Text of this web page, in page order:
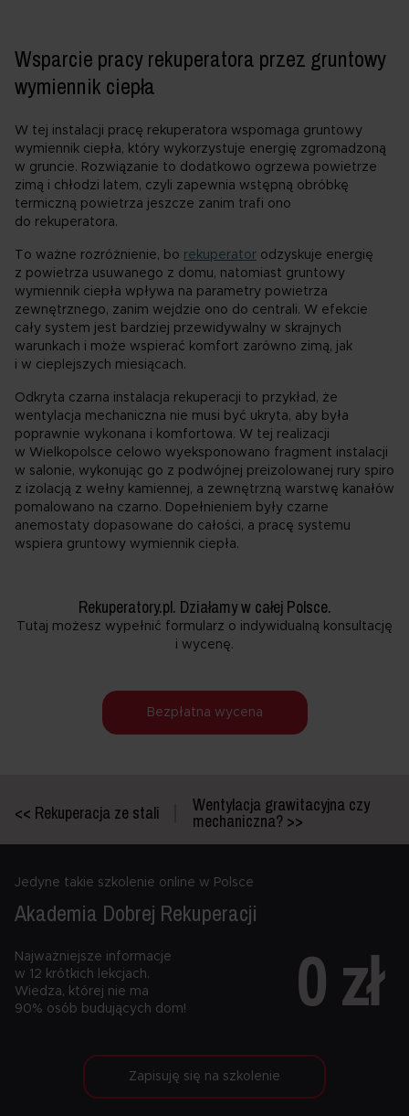
Wsparcie pracy rekuperatora przez gruntowy
wymiennik ciepła
W tej instalacji pracę rekuperatora wspomaga gruntowy
wymiennik ciepła, który wykorzystuje energię zgromadzoną
w gruncie. Rozwiązanie to dodatkowo ogrzewa powietrze
zimą i chłodzi latem, czyli zapewnia wstępną obróbkę
termiczną powietrza jeszcze zanim trafi ono
do rekuperatora.
To ważne rozróżnienie, bo rekuperator odzyskuje energię
z powietrza usuwanego z domu, natomiast gruntowy
wymiennik ciepła wpływa na parametry powietrza
zewnętrznego, zanim wejdzie ono do centrali. W efekcie
cały system jest bardziej przewidywalny w skrajnych
warunkach i może wspierać komfort zarówno zimą, jak
i w cieplejszych miesiącach.
Odkryta czarna instalacja rekuperacji to przykład, że
wentylacja mechaniczna nie musi być ukryta, aby była
poprawnie wykonana i komfortowa. W tej realizacji
w Wielkopolsce celowo wyeksponowano fragment instalacji
w salonie, wykonując go z podwójnej preizolowanej rury spiro
z izolacją z wełny kamiennej, a zewnętrzną warstwę kanałów
pomalowano na czarno. Dopełnieniem były czarne
anemostaty dopasowane do całości, a pracę systemu
wspiera gruntowy wymiennik ciepła.
Rekuperatory.pl. Działamy w całej Polsce.
Tutaj możesz wypełnić formularz o indywidualną konsultację
i wycenę.
Bezpłatna wycena
<< Rekuperacja ze stali Wentylacja grawitacyjna czy
mechaniczna? >>
Jedyne takie szkolenie online w Polsce
Akademia Dobrej Rekuperacji
Najważniejsze informacje
w 12 krótkich lekcjach.
Wiedza, której nie ma
90% osób budujących dom!
0 zł
Zapisuję się na szkolenie